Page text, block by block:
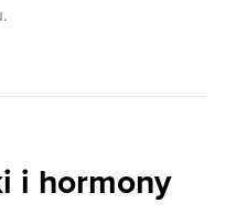
i hormony